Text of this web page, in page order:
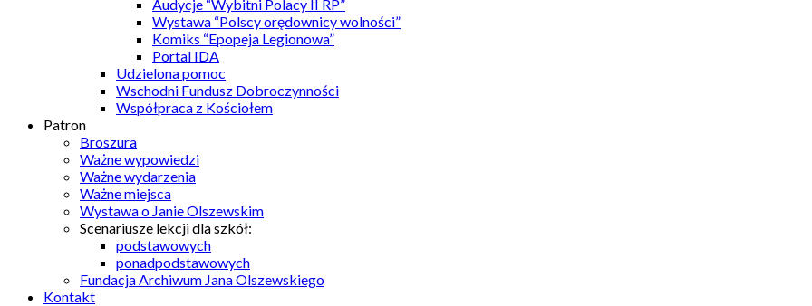
Audycje “Wybitni Polacy II RP”
Wystawa “Polscy orędownicy wolności”
Komiks “Epopeja Legionowa”
Portal IDA
Udzielona pomoc
Wschodni Fundusz Dobroczynności
Współpraca z Kościołem
Patron
Broszura
Ważne wypowiedzi
Ważne wydarzenia
Ważne miejsca
Wystawa o Janie Olszewskim
Scenariusze lekcji dla szkół:
podstawowych
ponadpodstawowych
Fundacja Archiwum Jana Olszewskiego
Kontakt